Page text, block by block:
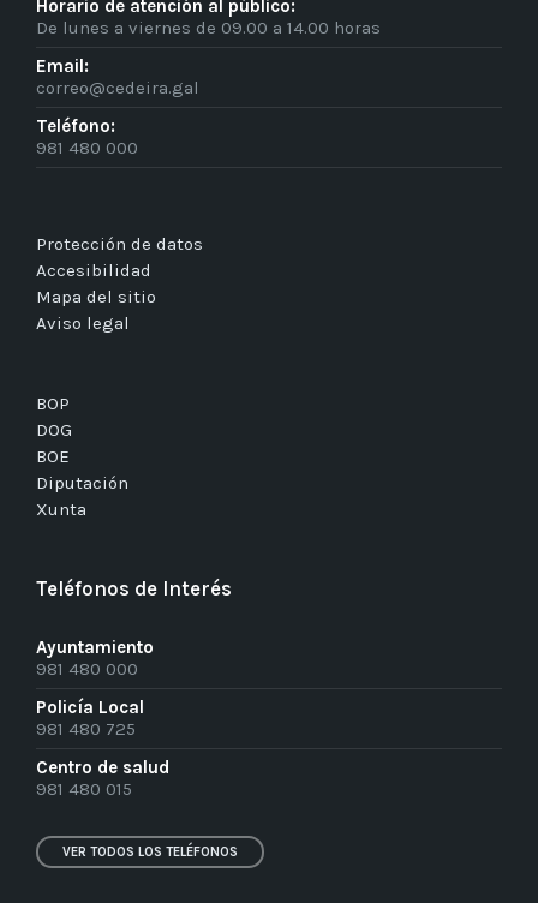
Horario de atención al público:
De lunes a viernes de 09.00 a 14.00 horas
Email:
correo@cedeira.gal
Teléfono:
981 480 000
Protección de datos
Accesibilidad
Mapa del sitio
Aviso legal
BOP
DOG
BOE
Diputación
Xunta
Teléfonos de Interés
Ayuntamiento
981 480 000
Policía Local
981 480 725
Centro de salud
981 480 015
VER TODOS LOS TELÉFONOS